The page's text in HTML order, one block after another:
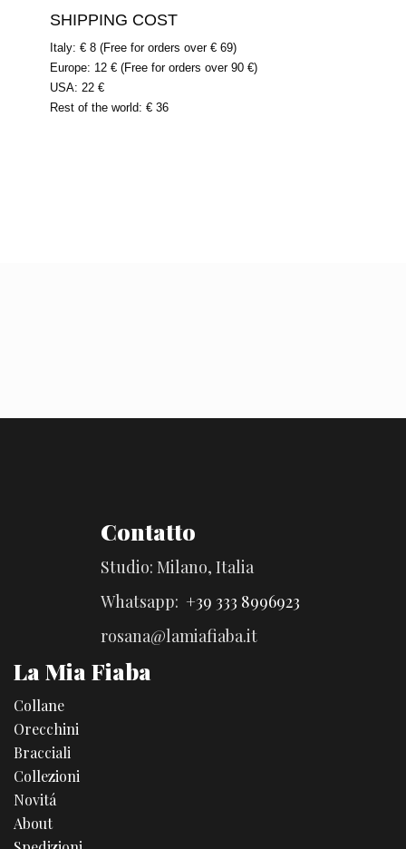
SHIPPING COST
Italy: € 8 (Free for orders over € 69)
Europe: 12 € (Free for orders over 90 €)
USA: 22 €
Rest of the world: € 36
Contatto
Studio: Milano, Italia
Whatsapp: +39 333 8996923
rosana@lamiafiaba.it
La Mia Fiaba
Collane
Orecchini
Bracciali
Collezioni
Novitá
About